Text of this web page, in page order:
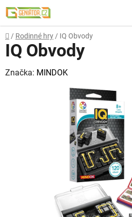
Přejít
na
obsah
Domů
/ Rodinné hry / IQ Obvody
IQ Obvody
Značka: MINDOK